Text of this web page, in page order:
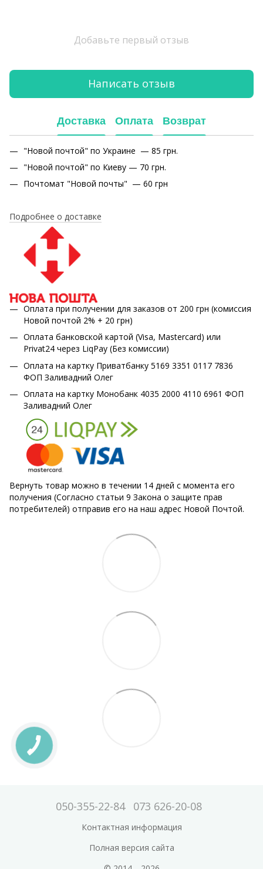
Добавьте первый отзыв
Написать отзыв
Доставка Оплата Возврат
"Новой почтой" по Украине — 85 грн.
"Новой почтой" по Киеву — 70 грн.
Почтомат "Новой почты" — 60 грн
Подробнее о доставке
Оплата при получении для заказов от 200 грн (комиссия
Новой почтой 2% + 20 грн)
Оплата банковской картой (Visa, Mastercard) или
Privat24 через LiqPay (Без комиссии)
Оплата на картку Приватбанку 5169 3351 0117 7836
ФОП Заливадний Олег
Оплата на картку Монобанк 4035 2000 4110 6961 ФОП
Заливадний Олег
Вернуть товар можно в течении 14 дней с момента его
получения (Согласно статьи 9 Закона о защите прав
потребителей) отправив его на наш адрес Новой Почтой.
050-355-22-84 073 626-20-08
Контактная информация
Полная версия сайта